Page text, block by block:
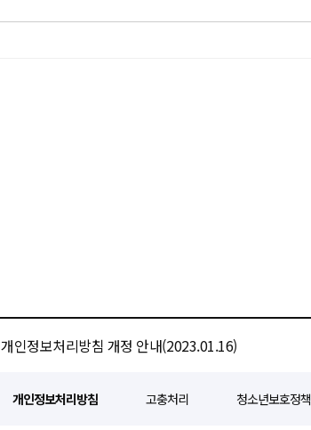
개인정보처리방침 개정 안내(2023.01.16)
개인정보처리방침 고충처리 청소년보호정책